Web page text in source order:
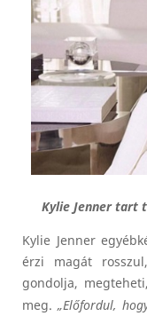
Kylie Jenner tart
Kylie Jenner
érzi magát
gondolja,
meg. „Előfordul,